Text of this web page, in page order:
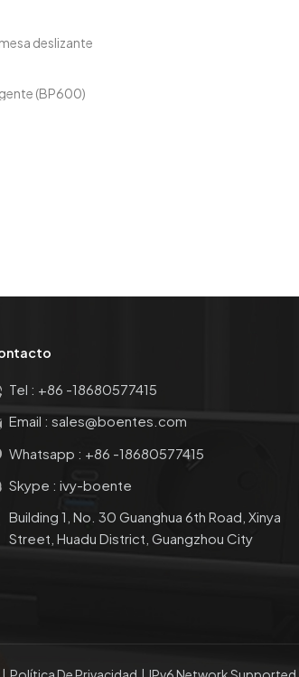
deslizante
(BP600)
Tel : +86 -18680577415
Email :sales@boentes.com
Whatsapp : +86 -18680577415
Skype :ivy-boente
Building 1, No. 30 Guanghua 6th Road, Xinya
Street, Huadu District, Guangzhou City